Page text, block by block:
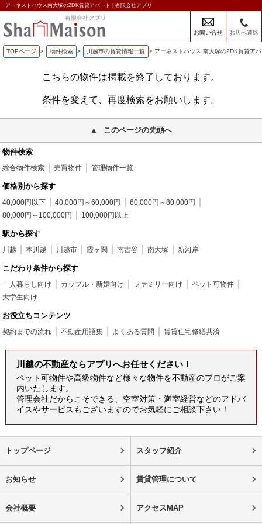
アーネストハウス南大塚の2DK賃貸アパート | 有限会社アプリ
お問い合せ お店へ連絡
TOPページ > 物件検索 > 川越市の賃貸情報一覧 > アーネストハウス 南大塚の2DK賃貸ア
こちらの物件は掲載を終了しております。
条件を変えて、再度検索をお願いします。
このページの先頭へ
物件検索
総合物件検索 売買物件 管理物件一覧
価格別から探す
40,000円以下 40,000円～60,000円
60,000円～80,000円
80,000円～100,000円
100,000円以上
駅から探す
川越 本川越 川越市 霞ヶ関 南古谷 南大塚 新河岸
こだわり条件から探す
一人暮らし向け カップル・新婚向け ファミリー向け
ペット可物件
大学生向け
お役立ちコンテンツ
契約までの流れ 不動産用語集 よくある質問 賃貸住宅修繕共済
川越の不動産ならアプリへお任せください！
ペット可物件や高級物件など様々な物件を不動産のプロがご案
内いたします。
管理会社だからこそできる、空室対策・満室経営などのアドバ
イスやサービスもございますのでお気軽にご相談下さい！
トップページ スタッフ紹介
お知らせ 賃貸管理について
会社概要 アクセスMAP